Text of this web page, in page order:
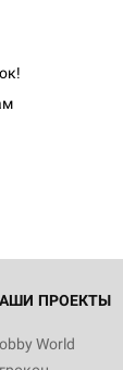
ПРОЕКТЫ
World